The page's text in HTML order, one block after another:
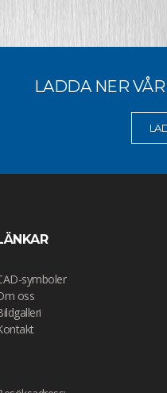
LADDA NER
symboler
oss